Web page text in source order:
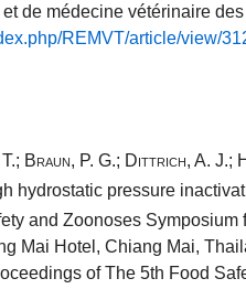
et de médecine vétérinaire
​REMVT/​article/​view/​
; Braun, P. G.; Dittrich, A. J.;
hydrostatic pressure
and Zoonoses Symposium
Mai Hotel, Chiang Mai,
of The 5th Food